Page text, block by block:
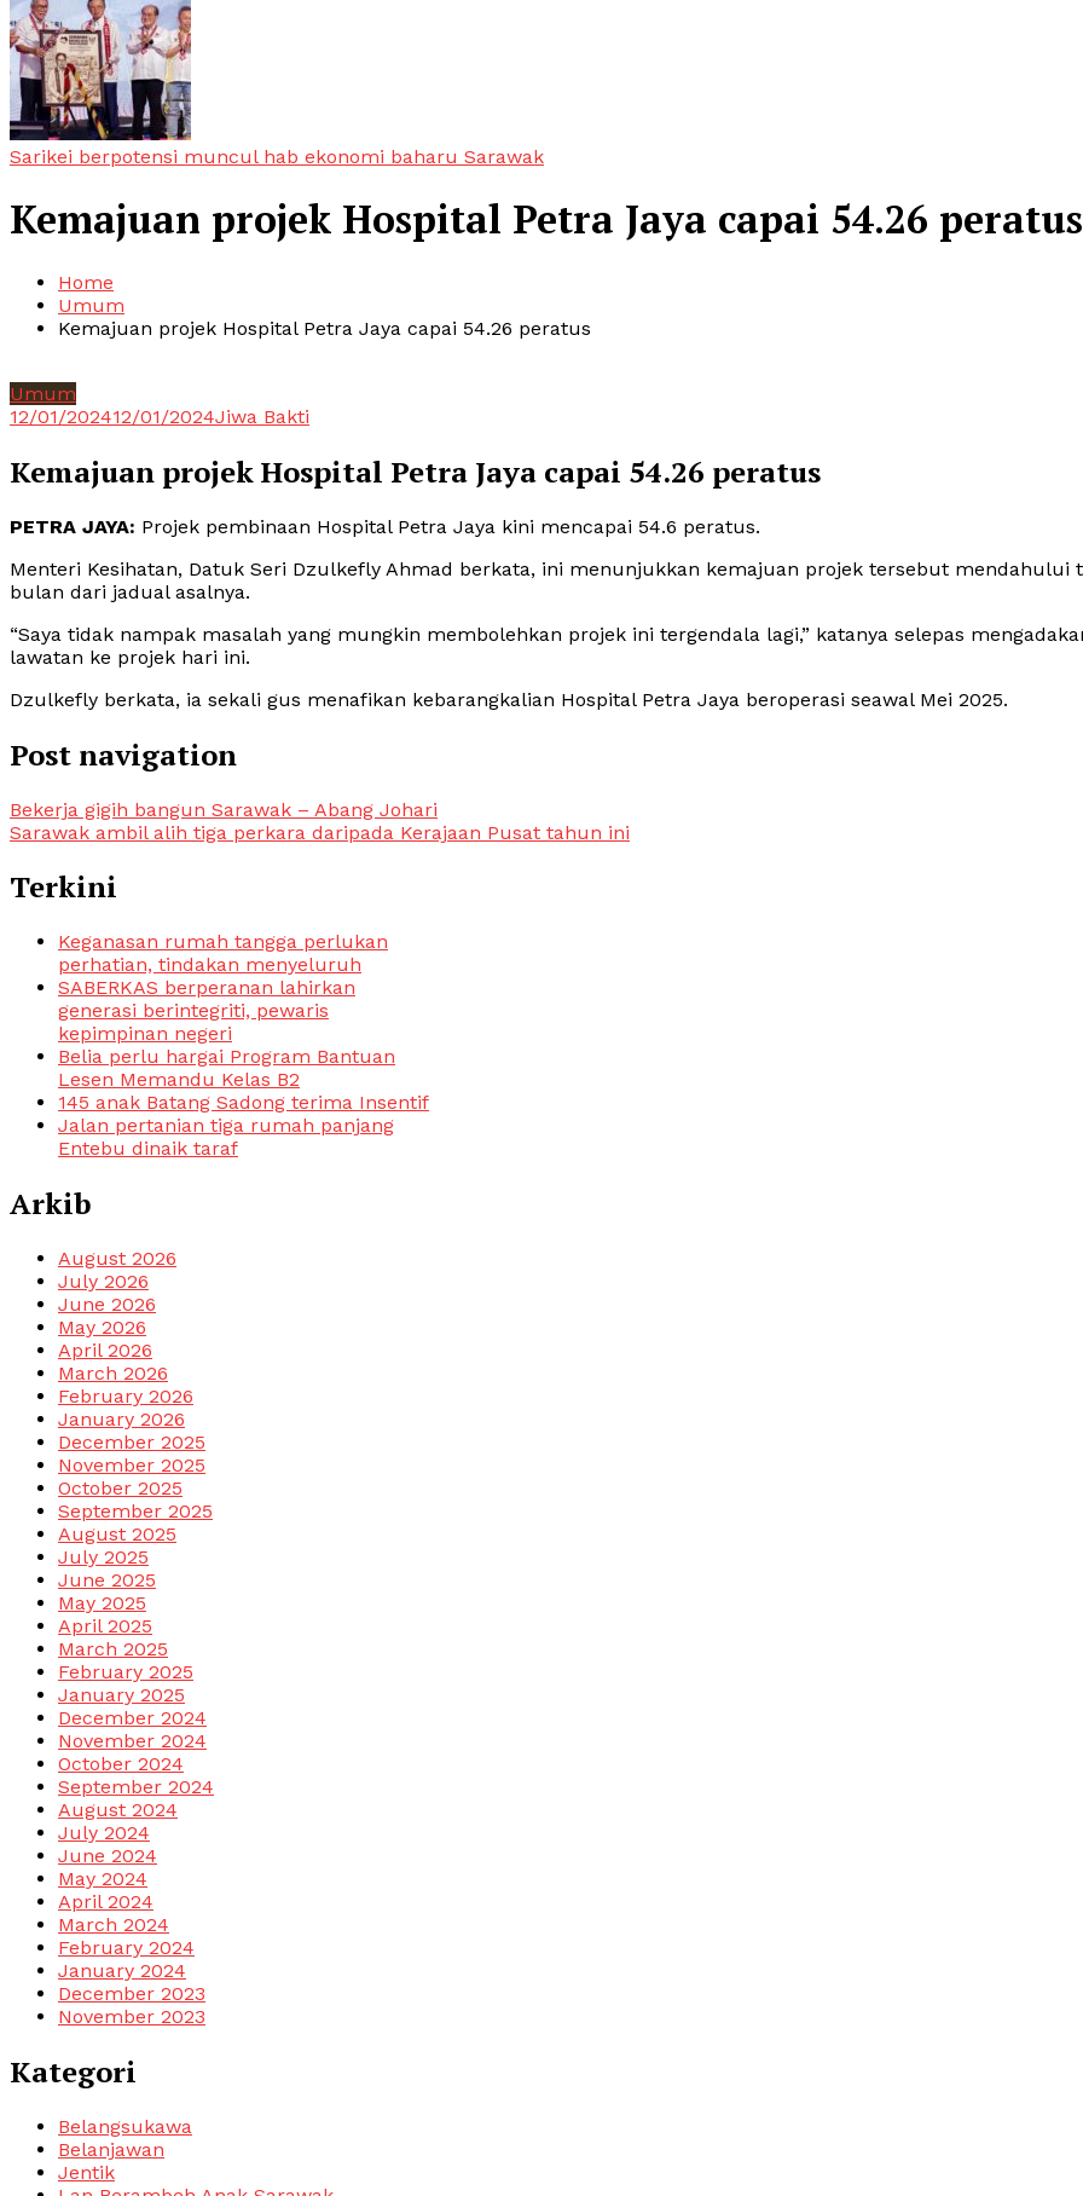
Sarikei berpotensi muncul hab ekonomi baharu Sarawak
Kemajuan projek Hospital Petra Jaya capai 54.26 peratus
Home
Umum
Kemajuan projek Hospital Petra Jaya capai 54.26 peratus
Umum
12/01/202412/01/2024Jiwa Bakti
Kemajuan projek Hospital Petra Jaya capai 54.26 peratus
PETRA JAYA: Projek pembinaan Hospital Petra Jaya kini mencapai 54.6 peratus.
Menteri Kesihatan, Datuk Seri Dzulkefly Ahmad berkata, ini menunjukkan kemajuan projek tersebut mendahului
bulan dari jadual asalnya.
“Saya tidak nampak masalah yang mungkin membolehkan projek ini tergendala lagi,” katanya selepas
lawatan ke projek hari ini.
Dzulkefly berkata, ia sekali gus menafikan kebarangkalian Hospital Petra Jaya beroperasi seawal Mei 2025.
Post navigation
Bekerja gigih bangun Sarawak – Abang Johari
Sarawak ambil alih tiga perkara daripada Kerajaan Pusat tahun ini
Terkini
Keganasan rumah tangga perlukan
perhatian, tindakan menyeluruh
SABERKAS berperanan lahirkan
generasi berintegriti, pewaris
kepimpinan negeri
Belia perlu hargai Program Bantuan
Lesen Memandu Kelas B2
145 anak Batang Sadong terima Insentif
Jalan pertanian tiga rumah panjang
Entebu dinaik taraf
Arkib
August 2026
July 2026
June 2026
May 2026
April 2026
March 2026
February 2026
January 2026
December 2025
November 2025
October 2025
September 2025
August 2025
July 2025
June 2025
May 2025
April 2025
March 2025
February 2025
January 2025
December 2024
November 2024
October 2024
September 2024
August 2024
July 2024
June 2024
May 2024
April 2024
March 2024
February 2024
January 2024
December 2023
November 2023
Kategori
Belangsukawa
Belanjawan
Jentik